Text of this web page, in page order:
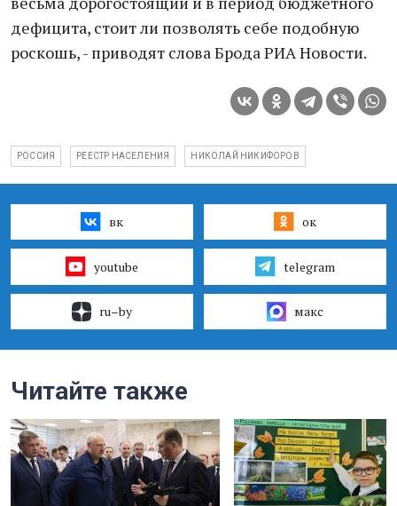
дефицита, стоит ли позволять себе подобную
роскошь, - приводят слова Брода РИА Новости.
РОССИЯ РЕЕСТР НАСЕЛЕНИЯ НИКОЛАЙ НИКИФОРОВ
вк ок
youtube telegram
ru–by макс
Читайте также